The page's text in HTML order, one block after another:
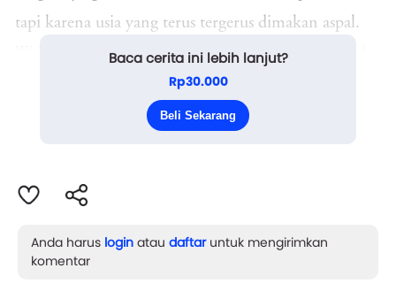
tapi karena usia yang terus tergerus dimakan aspal.
Wajah Sadikin yang teduh seperti anomali di tengah
bergemingnya kota yang tak punya belas kasihan. Ia
menyusuri gang-gang sempit yang pengap sambil
Baca cerita ini lebih lanjut?
Rp30.000
Beli Sekarang
Anda harus login atau daftaruntuk mengirimkan
komentar